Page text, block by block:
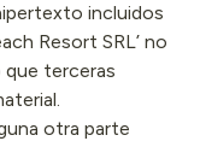
incluidos
Resort SRL’ no
que terceras
otra parte